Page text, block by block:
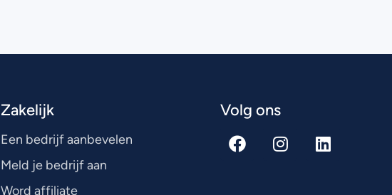
Zakelijk
Een bedrijf aanbevelen
Meld je bedrijf aan
Word affiliate
Volg ons